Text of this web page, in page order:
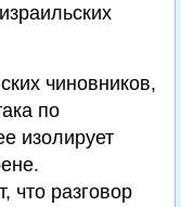
чиновников,
по
изолирует
что разговор